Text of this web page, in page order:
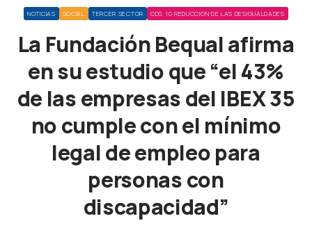
NOTICIAS SOCIAL TERCER SECTOR ODS 10 REDUCCIÓN DE LAS DESIGUALDADES
La Fundación Bequal afirma
en su estudio que “el 43%
de las empresas del IBEX 35
no cumple con el mínimo
legal de empleo para
personas con
discapacidad”